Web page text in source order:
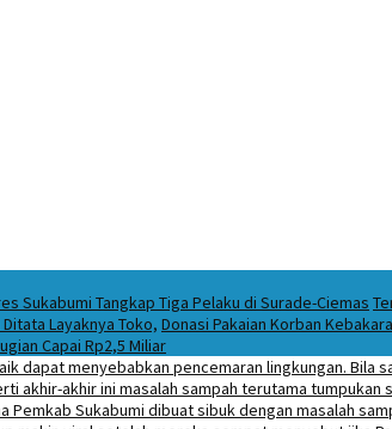
Sukabumi Tangkap Tiga Pelaku di Surade-Ciemas
Layaknya Toko, Donasi Pakaian Korban
Capai Rp2,5 Miliar